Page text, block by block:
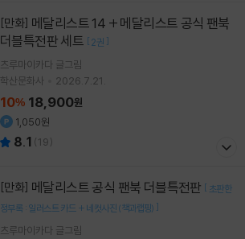
[만화]
더블특전판 세트 [ 2권 ]
츠루마이카다 글그림
학산문화사
2026.7.21.
10% 18,900원
1,050원
8.1 (19)
[만화] 메달리스트 공식 팬북 더블특전판 [ 초판한
정부록 : 일러스트 카드 + 네컷사진 (책과랩핑) ]
츠루마이카다 글그림